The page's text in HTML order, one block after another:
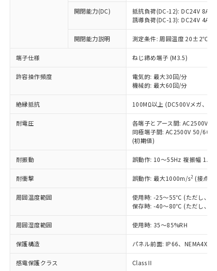
開閉能力(DC)
抵抗負荷(DC-12): DC24V 8A/
誘導負荷(DC-13): DC24V 4A/
開閉能力説明 測定条件: 周囲温度 20±2℃、
端子仕様 ねじ締め端子 (M3.5)
許容操作頻度
電気的: 最大30回/分
機械的: 最大60回/分
絶縁抵抗 100MΩ以上 (DC500Vメガ、点
耐電圧
各端子とアース間: AC2500V
同極端子間: AC2500V 50/
(初期値)
耐振動 誤動作: 10～55Hz 複振幅
耐衝撃 誤動作: 最大1000m/s2 (接点
周囲温度範囲
使用時: -25～55℃ (ただし、氷
保存時: -40～80℃ (ただし、氷
周囲湿度範囲 使用時: 35～85%RH
保護構造 パネル前面: IP66、NEMA4X,
感電保護クラス Class II
ことをご了承ください。
在庫状況および標準価格照会結果は、
記載している更新日時点での社内デー
タに基づき作成されるものであり、閲
覧された時点での実際の在庫および標
準価格とは異なる場合があることをご
正式な納期状況および標準価格はお客
様のお取引先、またはお客様担当のオ
ムロン制御機器販売店・当社販売員に
オムロン制御機器販売店や当社販売拠
販売ネットワーク
」をご確認
在庫状況および標準価格結果を当社の
事前の承諾なく第三者に漏洩または開
示しないようお願いします。
マイパーツ機能（部品リスト作成サー
ビス）をご利用いただくには、I-Web
メンバーズにご登録されている必要が
お客様が当ウェブサイト上で当社にご
登録された部品リストについて、当社
および当社の共同利用者が、当社の製
品・サービスに関するお客様との取
引・商談に必要な範囲で利用すること
いたものが、含有品と判明した場合などや
むを得ず変更することがあります。
*EU RoHS指令（10物質）：
鉛(Pb) 1000ppm以下、 水銀(Hg) 1000ppm以下、 カド
六価クロム(Cr(Ⅵ)) 1000ppm以下、ポリ臭化ビフェニル
類(PBB) 1000ppm以下、ポリ臭化ジフェニルエーテル類
(PBDE) 1000ppm以下、フタル酸ビス(2-エチルヘキシ
ル) (DEHP)(別名：DOP) 1000ppm以下、フタル酸ブチ
ルベンジル（BBP） 1000ppm以下、フタル酸ジブチル
（DBP） 1000ppm以下、フタル酸ジイソブチル
(DIBP) 1000ppm以下
但し、RoHS指令で産業用監視および制御機器に対する
フタル酸エステル類の４物質については閾値を超える意
図的な使用がないことを確認しています。
部品在庫の切り替え状況などにより、予定
月が前後することがあります。
※3 非含有証明書ダウンロード
下記の非含有証明書をダウンロードするこ
とができます。
基準値を超えていることを示します。
「－」：未確認です。当社販売部門へお問
ム) : 100ppm、
Cr(Ⅵ)(六価クロム) : 1000ppm、 PBBs(ポリ臭化ビフェ
ニル類) : 1000ppm、 PBDEs(ポリ臭化ジフェニルエーテ
ル類) : 1000ppm、
DBP(フタル酸ジブチル) : 1000ppm、 DIBP(フタル酸ジ
イソブチル) : 1000ppm、 BBP(フタル酸ブチルベンジ
ル) : 1000ppm、
DEHP(フタル酸ビス(2-エチルヘキシル)) : 1000ppm
「ｅ」：有害物質（10物質）のすべてが基
準値以下であることを示します。
「10」：通常の使用状況下において有害物
質が外部に漏えいし、環境に深刻な影響を
及ぼさない年数を意味します。
「－」：未確認です。当社販売部門へお問
い合わせください。
当社は、これら貴社製品のうち、外国
為替および外国貿易法に定める商品
（以下｢規制貨物等」という）を輸出
または国外への提供する場合は、日本
国政府の輸出許可(または役務取引許
可)を取得するなどの必要な手続きを
当社は規制貨物を破棄する場合は、完
全に破砕するなど、違法に輸出されな
いよう必要な手段を講じます。
当社は貴社製品を、核兵器、ミサイ
ル、化学兵器、生物兵器またはその他
武器並びにこれらの製造装置等に一切
当社は、貴社製品を第三者に販売する
場合は、上記1、2および3の内容を当
該第三者に通知します。また当社は、
販売先および販売に係わる関係者が違
法に輸出するおそれがある場合は、取
り引きをいたしません。
キャンセル
説明
○ 一定数以上の在庫あり
一定数には満たないが在庫あり
在庫なし(最新の在庫状況につ
いては、お客様のお取引先、ま
たはお客様担当のオムロン制御
機器販売店・当社販売員にご確
白
受注生産機種、また在庫状況の
情報を公開していない機種